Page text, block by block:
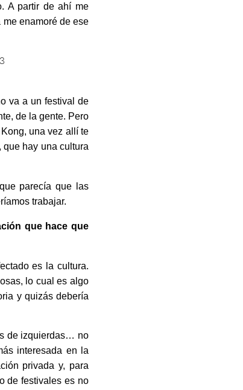
A partir de ahí me
enamoré de ese
va a un festival de
de la gente. Pero
una vez allí te
que hay una cultura
parecía que las
trabajar.
que hace que
es la cultura.
lo cual es algo
y quizás debería
de izquierdas… no
interesada en la
privada y, para
de festivales es no